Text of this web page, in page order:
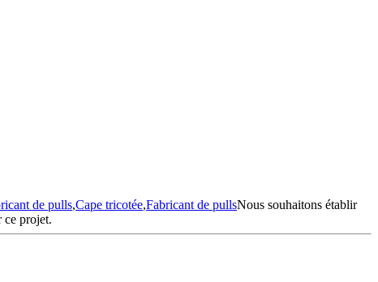
de pulls,Cape tricotée,Fabricant de pullsNous souhaitons établir
ce projet.